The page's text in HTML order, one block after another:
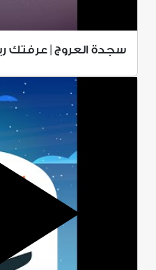
سجدة العروج | عرفتك